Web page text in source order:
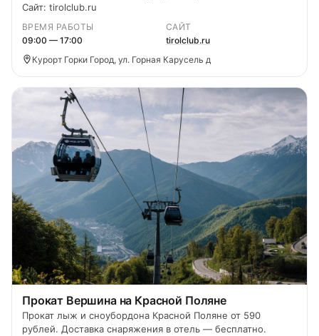
Сайт: tirolclub.ru
ВРЕМЯ РАБОТЫ
09:00 — 17:00
САЙТ
tirolclub.ru
Курорт Горки Город, ул. Горная Карусель д
Прокат Вершина на Красной Поляне
Прокат лыж и сноубордона Красной Поляне от 590
рублей. Доставка снаряжения в отель — бесплатно.